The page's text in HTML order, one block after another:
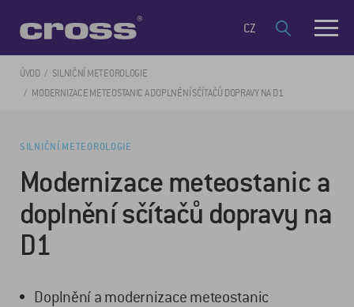
CZ
ÚVOD
SILNIČNÍ METEOROLOGIE
MODERNIZACE METEOSTANIC A DOPLNĚNÍ SČÍTAČŮ DOPRAVY NA D1
SILNIČNÍ METEOROLOGIE
Modernizace meteostanic a
doplnění sčítačů dopravy na
D1
Doplnění a modernizace meteostanic